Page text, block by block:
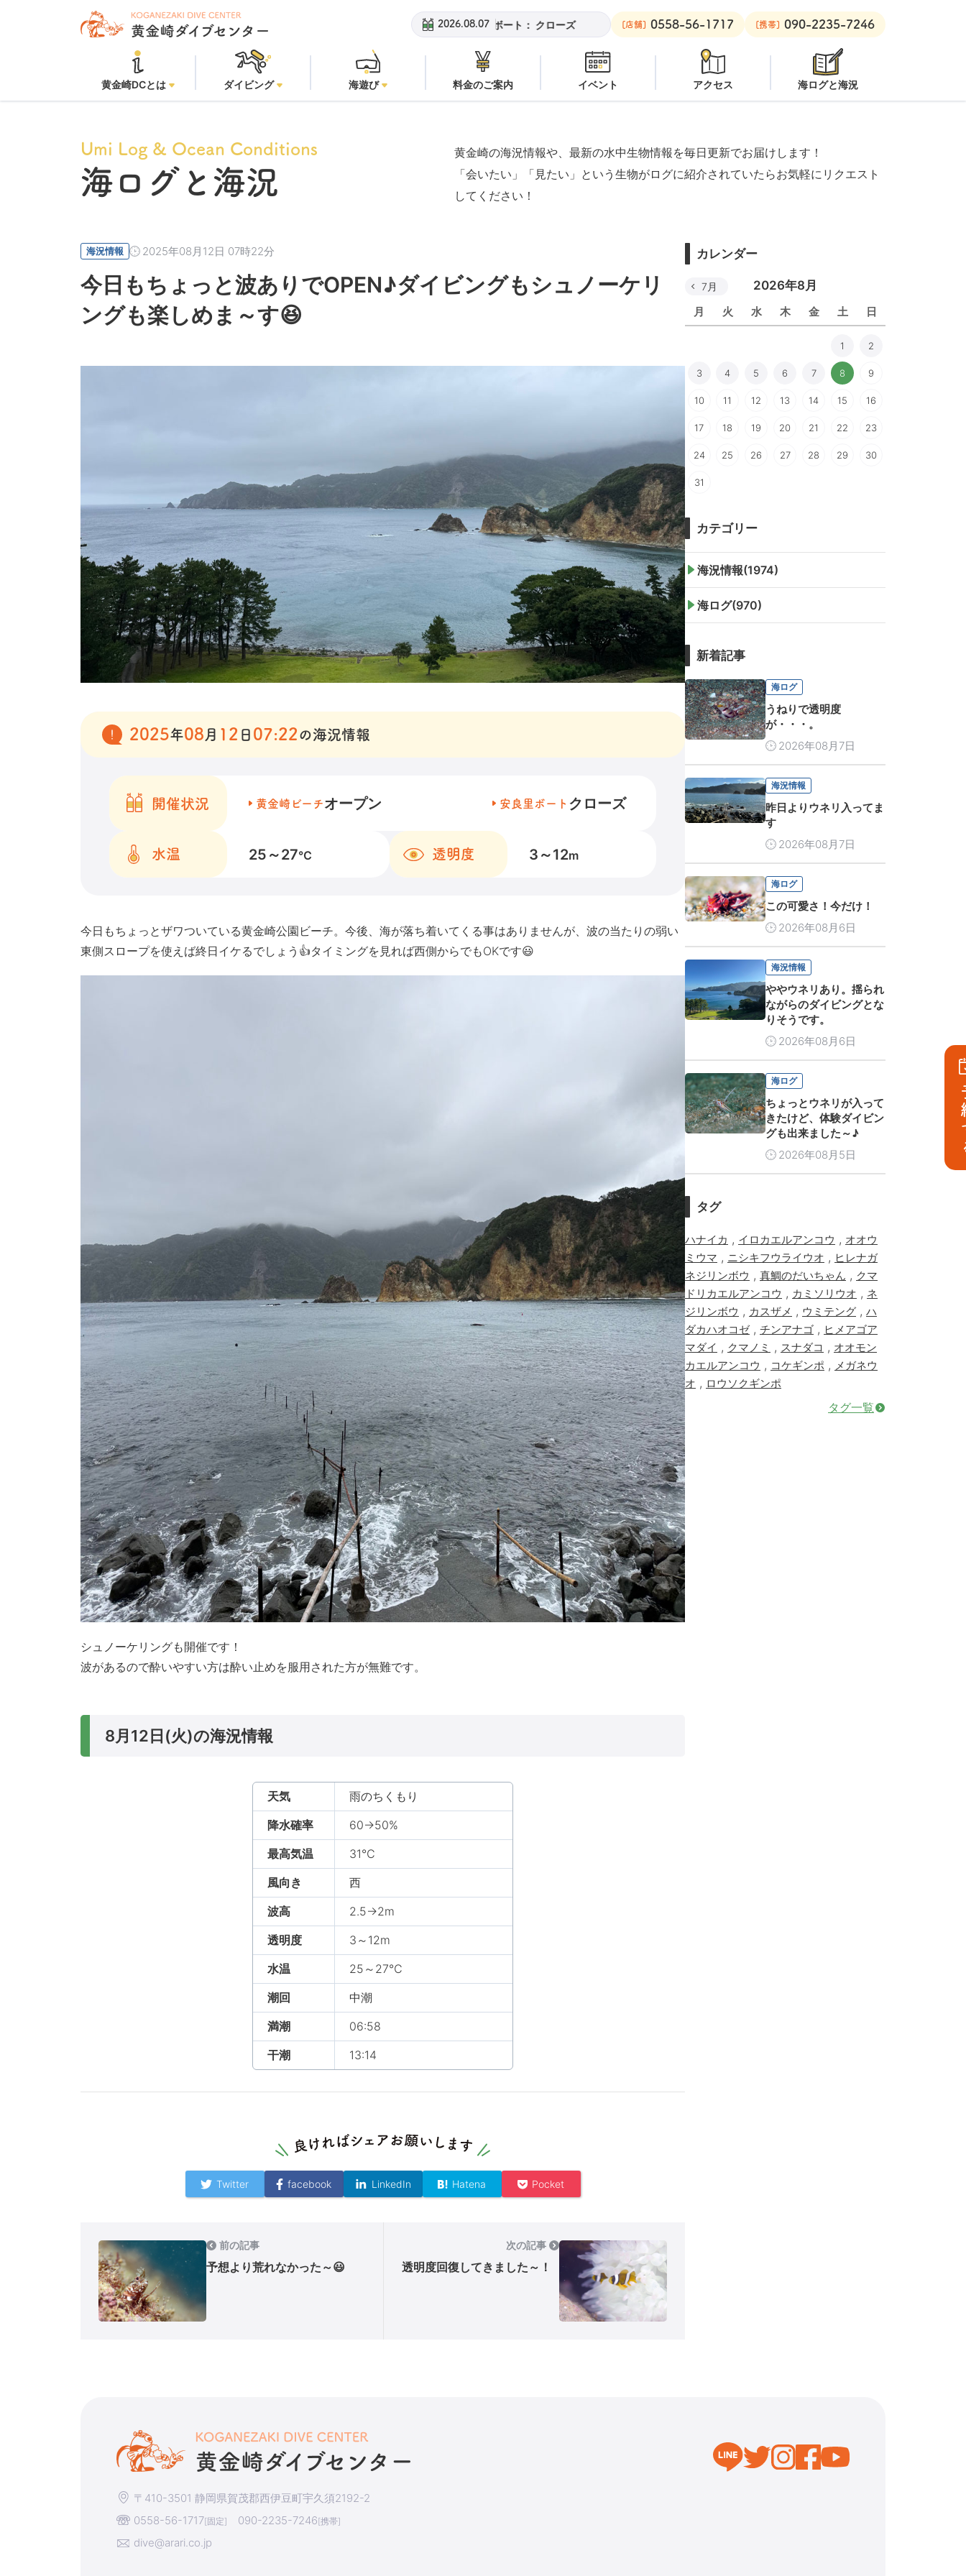
2026.08.07
潜水注意 安良里ボート：クローズ 黄金崎ビーチ：潜水注意 安良里ボート：クローズ
[店舗] 0558-56-1717 [携帯] 090-2235-7246
黄金崎DCとは ダイビング 海遊び 料金のご案内 イベント アクセス 海ログと海況
Umi Log & Ocean Conditions
海ログと海況
黄金崎の海況情報や、最新の水中生物情報を毎日更新でお届けします！
「会いたい」「見たい」という生物がログに紹介されていたらお気軽にリクエスト
してください！
海況情報 2025年08月12日 07時22分
今日もちょっと波ありでOPEN♪ダイビングもシュノーケリ
ングも楽しめま～す😆
2025年08 月 12 日 07:22 の海況情報
開催状況 黄金崎ビーチオープン 安良里ボート クローズ
水温 25～27℃ 透明度 3～12m
今日もちょっとザワついている黄金崎公園ビーチ。今後、海が落ち着いてくる事はありませんが、波の当たりの弱い
東側スロープを使えば終日イケるでしょう👍タイミングを見れば西側からでもOKです😃
シュノーケリングも開催です！
波があるので酔いやすい方は酔い止めを服用された方が無難です。
8月12日(火)の海況情報
天気
雨のちくもり
降水確率
60→50%
最高気温
31℃
風向き
西
波高
2.5→2m
透明度
3～12m
水温
25～27℃
潮回
中潮
満潮
06:58
干潮
13:14
Twitter facebook LinkedIn Hatena Pocket
前の記事
予想より荒れなかった～😃
次の記事
透明度回復してきました～！
カレンダー
2026年8月
月 火 水 木 金 土 日
7月
1 2
3 4 5 6 7 8 9
10 11 12 13 14 15 16
17 18 19 20 21 22 23
24 25 26 27 28 29 30
31
カテゴリー
海況情報(1974)
海ログ(970)
新着記事
海ログ
うねりで透明度
が・・・。
2026年08月7日
海況情報
昨日よりウネリ入ってま
す
2026年08月7日
海ログ
この可愛さ！今だけ！
2026年08月6日
海況情報
ややウネリあり。揺られ
ながらのダイビングとな
りそうです。
2026年08月6日
海ログ
ちょっとウネリが入って
きたけど、体験ダイビン
グも出来ました～♪
2026年08月5日
タグ
ハナイカ , イロカエルアンコウ , オオウ
ミウマ , ニシキフウライウオ , ヒレナガ
ネジリンボウ , 真鯛のだいちゃん , クマ
ドリカエルアンコウ , カミソリウオ , ネ
ジリンボウ , カスザメ , ウミテング , ハ
ダカハオコゼ, チンアナゴ , ヒメアゴア
マダイ , クマノミ , スナダコ , オオモン
カエルアンコウ , コケギンポ , メガネウ
オ , ロウソクギンポ
タグ一覧
〒410-3501 静岡県賀茂郡西伊豆町宇久須2192-2
0558-56-1717[固定] 090-2235-7246[携帯]
dive@arari.co.jp